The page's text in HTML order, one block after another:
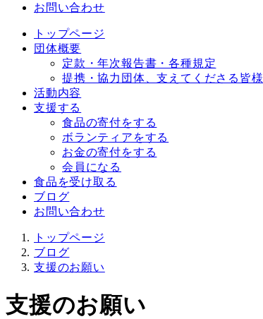
お問い合わせ
トップページ
団体概要
定款・年次報告書・各種規定
提携・協力団体、支えてくださる皆様
活動内容
支援する
食品の寄付をする
ボランティアをする
お金の寄付をする
会員になる
食品を受け取る
ブログ
お問い合わせ
トップページ
ブログ
支援のお願い
支援のお願い